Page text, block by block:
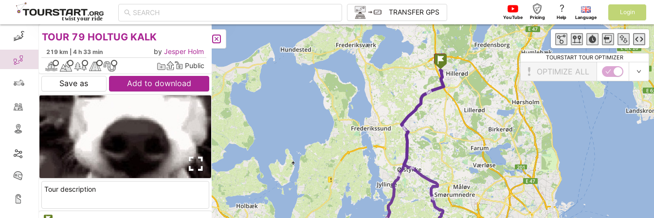
► ► ► ►
► ► ► ►
TRANSFER GPS
YouTube Pricing
?
Help Language
Login
CREATE TOUR LIST
TOUR 79 HOLTUG KALK
219 km | 4 h 33 min by Jesper Holm
Public
Save as Add to download
Tour description
TOURSTART TOUR OPTIMIZER
OPTIMIZE ALL